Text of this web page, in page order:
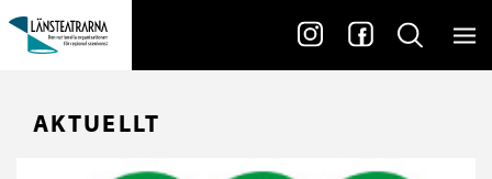
AKTUELLT